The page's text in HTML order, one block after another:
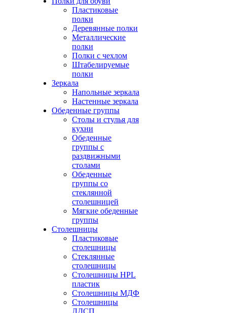
Пластиковые
полки
Деревянные полки
Металлические
полки
Полки с чехлом
Штабелируемые
полки
Зеркала
Напольные зеркала
Настенные зеркала
Обеденные группы
Столы и стулья для
кухни
Обеденные
группы с
раздвижными
столами
Обеденные
группы со
стеклянной
столешницей
Мягкие обеденные
группы
Столешницы
Пластиковые
столешницы
Стеклянные
столешницы
Столешницы HPL
пластик
Столешницы МДФ
Столешницы
ЛДСП